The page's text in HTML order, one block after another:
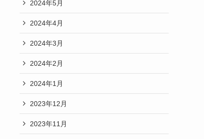
2024年5月
2024年4月
2024年3月
2024年2月
2024年1月
2023年12月
2023年11月